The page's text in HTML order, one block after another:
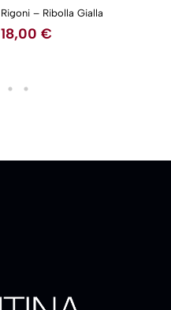
Rigoni – Ribolla Gialla
18,00 €